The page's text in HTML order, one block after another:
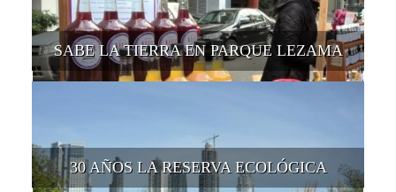
SABE LA TIERRA EN PARQUE LEZAMA
30 AÑOS LA RESERVA ECOLÓGICA